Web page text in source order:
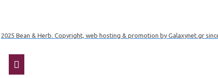
2025 Bean & Herb. Copyright, web hosting & promotion by Galaxynet.gr